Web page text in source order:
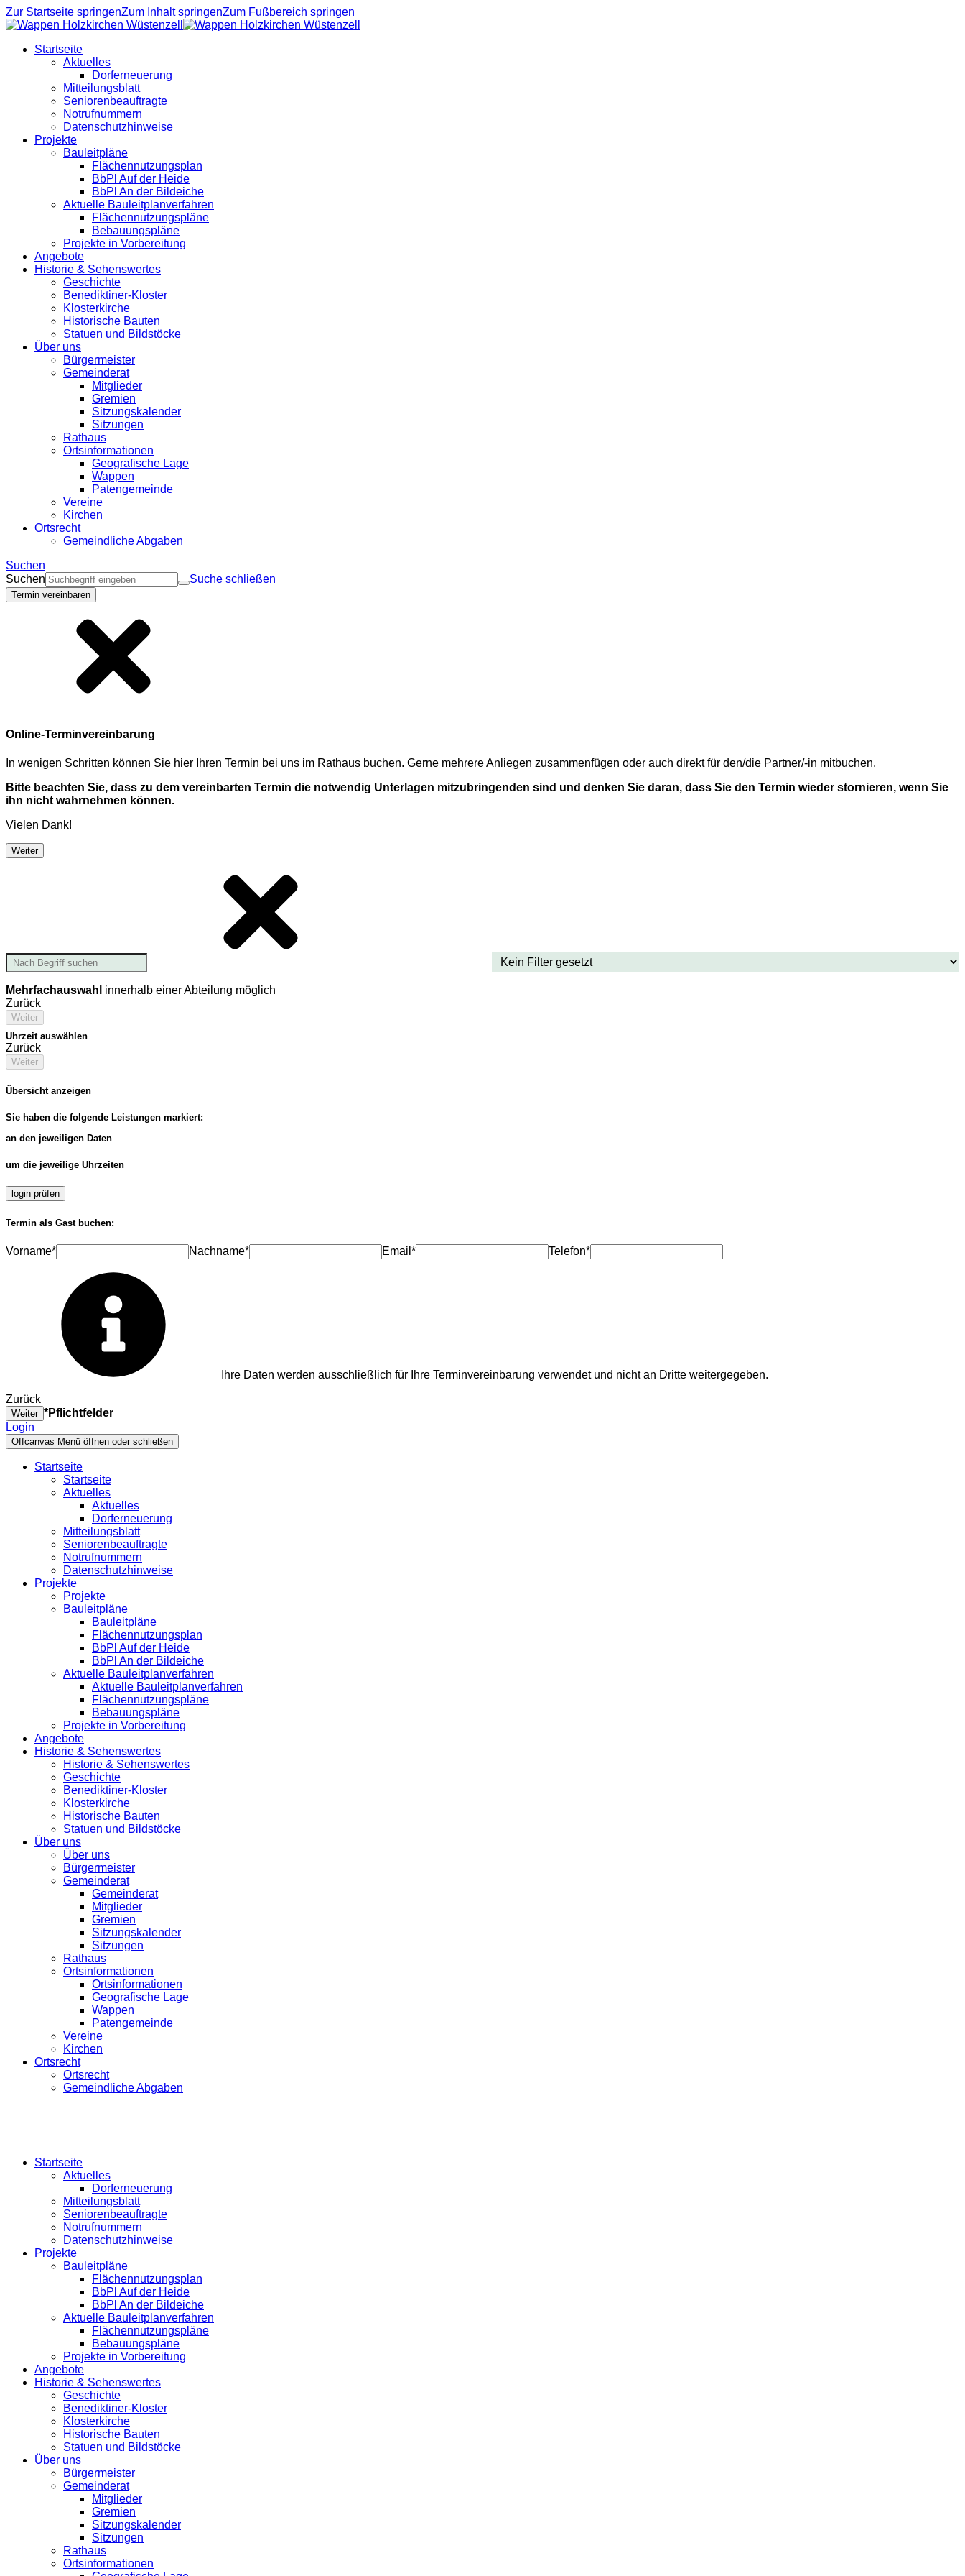
Zur Startseite springenZum Inhalt springenZum Fußbereich springen
Startseite
Aktuelles
Dorferneuerung
Mitteilungsblatt
Seniorenbeauftragte
Notrufnummern
Datenschutzhinweise
Projekte
Bauleitpläne
Flächennutzungsplan
BbPl Auf der Heide
BbPl An der Bildeiche
Aktuelle Bauleitplanverfahren
Flächennutzungspläne
Bebauungspläne
Projekte in Vorbereitung
Angebote
Historie & Sehenswertes
Geschichte
Benediktiner-Kloster
Klosterkirche
Historische Bauten
Statuen und Bildstöcke
Über uns
Bürgermeister
Gemeinderat
Mitglieder
Gremien
Sitzungskalender
Sitzungen
Rathaus
Ortsinformationen
Geografische Lage
Wappen
Patengemeinde
Vereine
Kirchen
Ortsrecht
Gemeindliche Abgaben
Suchen
Suchen
Suche schließen
Termin vereinbaren
Online-Terminvereinbarung
In wenigen Schritten können Sie hier Ihren Termin bei uns im Rathaus buchen. Gerne mehrere Anliegen zusammenfügen oder auch direkt für den/die Partner/-in mitbuchen.
Bitte beachten Sie, dass zu dem vereinbarten Termin die notwendig Unterlagen mitzubringenden sind und denken Sie daran, dass Sie den Termin wieder stornieren, wenn Sie
ihn nicht wahrnehmen können.
Vielen Dank!
Weiter
Mehrfachauswahl innerhalb einer Abteilung möglich
Zurück
Weiter
Uhrzeit auswählen
Zurück
Weiter
Übersicht anzeigen
Sie haben die folgende Leistungen markiert:
an den jeweiligen Daten
um die jeweilige Uhrzeiten
login prüfen
Termin als Gast buchen:
Vorname* Nachname* Email* Telefon*
Ihre Daten werden ausschließlich für Ihre Terminvereinbarung verwendet und nicht an Dritte weitergegeben.
Zurück
Weiter *Pflichtfelder
Login
Offcanvas Menü öffnen oder schließen
Startseite
Startseite
Aktuelles
Aktuelles
Dorferneuerung
Mitteilungsblatt
Seniorenbeauftragte
Notrufnummern
Datenschutzhinweise
Projekte
Projekte
Bauleitpläne
Bauleitpläne
Flächennutzungsplan
BbPl Auf der Heide
BbPl An der Bildeiche
Aktuelle Bauleitplanverfahren
Aktuelle Bauleitplanverfahren
Flächennutzungspläne
Bebauungspläne
Projekte in Vorbereitung
Angebote
Historie & Sehenswertes
Historie & Sehenswertes
Geschichte
Benediktiner-Kloster
Klosterkirche
Historische Bauten
Statuen und Bildstöcke
Über uns
Über uns
Bürgermeister
Gemeinderat
Gemeinderat
Mitglieder
Gremien
Sitzungskalender
Sitzungen
Rathaus
Ortsinformationen
Ortsinformationen
Geografische Lage
Wappen
Patengemeinde
Vereine
Kirchen
Ortsrecht
Ortsrecht
Gemeindliche Abgaben
Startseite
Aktuelles
Dorferneuerung
Mitteilungsblatt
Seniorenbeauftragte
Notrufnummern
Datenschutzhinweise
Projekte
Bauleitpläne
Flächennutzungsplan
BbPl Auf der Heide
BbPl An der Bildeiche
Aktuelle Bauleitplanverfahren
Flächennutzungspläne
Bebauungspläne
Projekte in Vorbereitung
Angebote
Historie & Sehenswertes
Geschichte
Benediktiner-Kloster
Klosterkirche
Historische Bauten
Statuen und Bildstöcke
Über uns
Bürgermeister
Gemeinderat
Mitglieder
Gremien
Sitzungskalender
Sitzungen
Rathaus
Ortsinformationen